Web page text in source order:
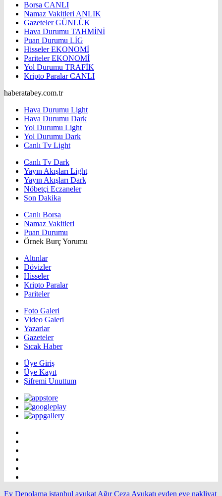
Borsa CANLI
Namaz Vakitleri ANLIK
GazetelerGÜNLÜK
Hava Durumu TAHMİNİ
Puan Durumu LİG
HisselerEKONOMİ
ParitelerEKONOMİ
Yol Durumu TRAFİK
Kripto ParalarCANLI
haberatabey.com.tr
Hava Durumu Light
Hava Durumu Dark
Yol Durumu Light
Yol Durumu Dark
Canlı Tv Light
Canlı Tv Dark
Yayın Akışları Light
Yayın Akışları Dark
Nöbetçi Eczaneler
Son Dakika
Canlı Borsa
Namaz Vakitleri
Puan Durumu
Örnek Burç Yorumu
Altınlar
Dövizler
Hisseler
Kripto Paralar
Pariteler
Foto Galeri
Video Galeri
Yazarlar
Gazeteler
Sıcak Haber
Üye Giriş
Üye Kayıt
Şifremi Unuttum
Ev Depolama istanbul avukat Ağır Ceza Avukatı evden eve nakliyat